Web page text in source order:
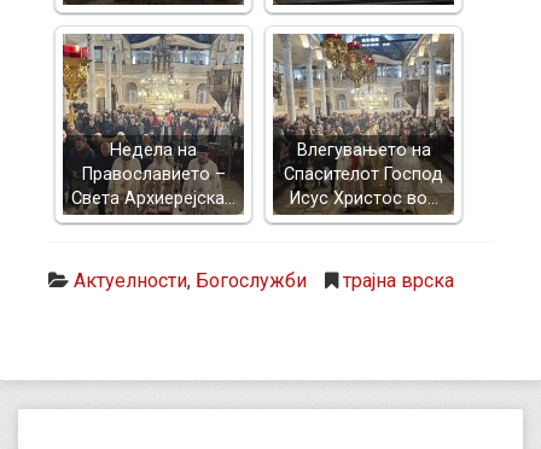
Недела на
Православието –
Света Архиерејска…
Влегувањето на
Спасителот Господ
Исус Христос во…
Актуелности, Богослужби трајна врска